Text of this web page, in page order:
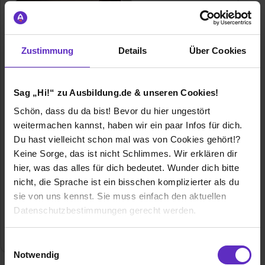
Zustimmung Details Über Cookies
Sag „Hi!“ zu Ausbildung.de & unseren Cookies!
Schön, dass du da bist! Bevor du hier ungestört
weitermachen kannst, haben wir ein paar Infos für dich.
Du hast vielleicht schon mal was von Cookies gehört!?
Keine Sorge, das ist nicht Schlimmes. Wir erklären dir
hier, was das alles für dich bedeutet. Wunder dich bitte
nicht, die Sprache ist ein bisschen komplizierter als du
sie von uns kennst. Sie muss einfach den aktuellen
Datenschutzbestimmungen gerecht werden.
Notwendig
Conrad Mollenhauer GmbH
Weichselstraße 27
36043 Fulda
06619467-0
E-Mail anzeigen
Gründungsjahr